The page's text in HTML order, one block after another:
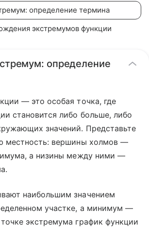
определение термина
экстремумов функции
определение
— это особая точка, где
становится либо больше, либо
значений. Представьте
местность: вершины холмов —
а низины между ними —
наибольшим значением
участке, а минимум —
экстремума график функции